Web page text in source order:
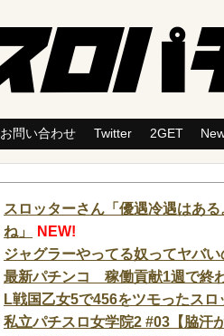
お問い合わせ Twitter 2GET
スロッターさん「優遇冷遇はあ
ね」
NEW!
ジャグラーやってる奴ってヤバ
最新パチンコ 稼働貢献1週で終
L戦国乙女5で456をツモったス
私立パチスロ女学院2 #03【脇汗